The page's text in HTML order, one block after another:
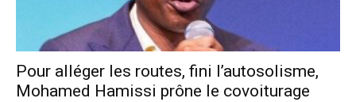
Pour alléger les routes, fini l’autosolisme,
Mohamed Hamissi prône le covoiturage